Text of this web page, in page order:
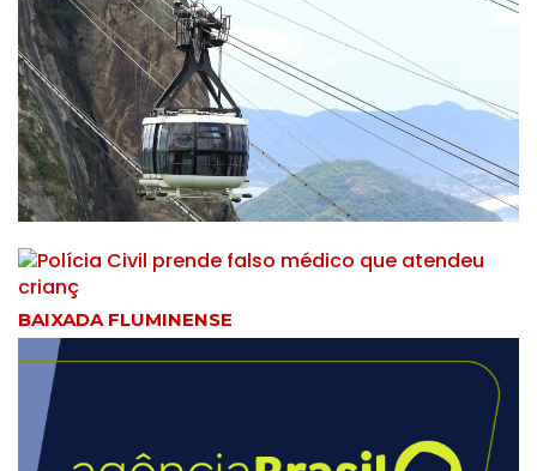
Copyright © 2025 Campos24horas seu